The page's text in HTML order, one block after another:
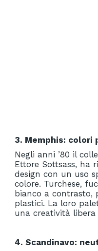
3. Memphis: colori
Negli anni ’80 il
Ettore Sottsass, ha
design con un uso
colore. Turchese,
bianco a contrasto,
plastici. La loro
una creatività
4. Scandinavo: